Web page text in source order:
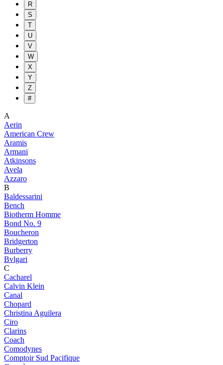
R
S
T
U
V
W
X
Y
Z
#
A
Aerin
American Crew
Aramis
Armani
Atkinsons
Avela
Azzaro
B
Baldessarini
Bench
Biotherm Homme
Bond No. 9
Boucheron
Bridgerton
Burberry
Bvlgari
C
Cacharel
Calvin Klein
Canal
Chopard
Christina Aguilera
Ciro
Clarins
Coach
Comodynes
Comptoir Sud Pacifique